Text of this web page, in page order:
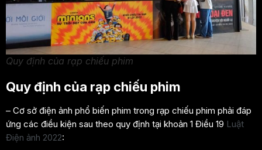
Quy định của rạp chiếu phim
Quy định của rạp chiếu phim
– Cơ sở điện ảnh phổ biến phim trong rạp chiếu phim phải đáp
ứng các điều kiện sau theo quy định tại khoản 1 Điều 19 Luật
Điện ảnh 2022: